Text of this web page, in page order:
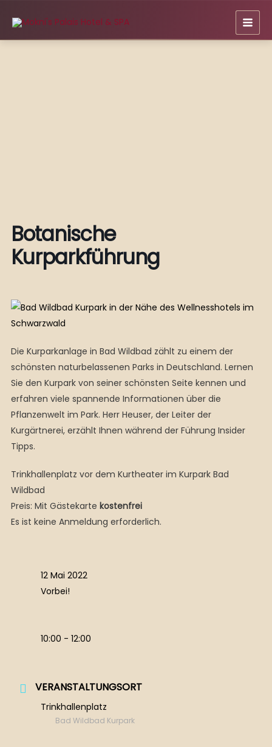
Inhalt
springen
Botanische
Kurparkführung
Die Kurparkanlage in Bad Wildbad zählt zu einem der
schönsten naturbelassenen Parks in Deutschland. Lernen
Sie den Kurpark von seiner schönsten Seite kennen und
erfahren viele spannende Informationen über die
Pflanzenwelt im Park. Herr Heuser, der Leiter der
Kurgärtnerei, erzählt Ihnen während der Führung Insider
Tipps.
Trinkhallenplatz vor dem Kurtheater im Kurpark Bad
Wildbad
Preis: Mit Gästekarte kostenfrei
Es ist keine Anmeldung erforderlich.
12 Mai 2022
Vorbei!
10:00 - 12:00
VERANSTALTUNGSORT
Trinkhallenplatz
Bad Wildbad Kurpark